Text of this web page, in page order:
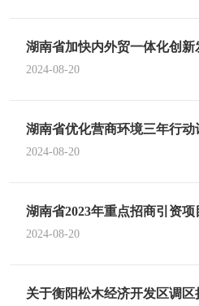
湖南省加快内外贸一体化创新
2024-08-20
湖南省优化营商环境三年行动计划 2024
点任务
2024-08-20
湖南省2023年重点招商引资项
2024-08-20
关于衡阳松木经济开发区调区